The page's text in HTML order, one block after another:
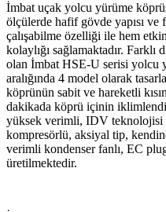
İmbat uçak yolcu yürüme
ölçülerde hafif gövde yapısı ve
çalışabilme özelliği ile hem
kolaylığı sağlamaktadır. Farklı
olan İmbat HSE-U serisi yolcu
aralığında 4 model olarak
köprünün sabit ve hareketli
dakikada köprü içinin
yüksek verimli, IDV teknolojisi
kompresörlü, aksiyal tip,
verimli kondenser fanlı, EC
üretilmektedir.